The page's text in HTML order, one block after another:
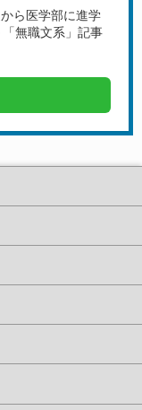
ら医学部に進学
無職文系」記事